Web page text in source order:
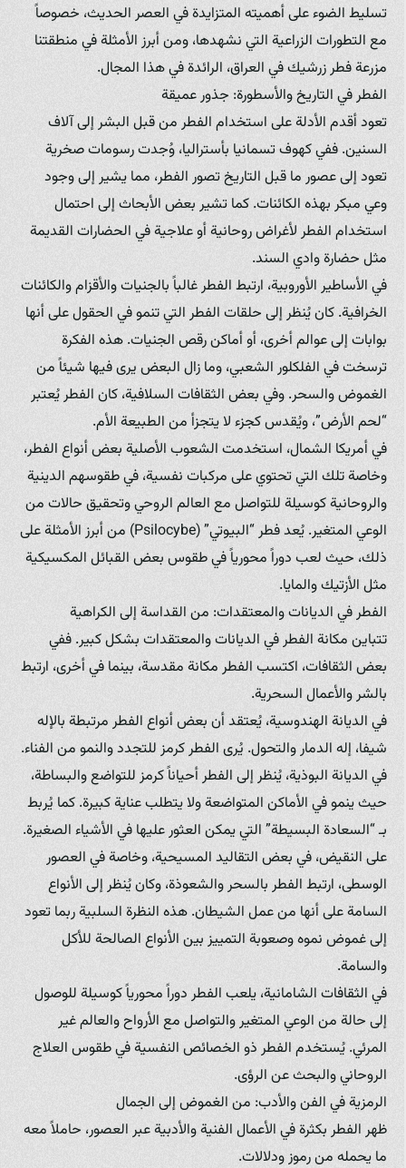
تسليط الضوء على أهميته المتزايدة في العصر الحديث، خصوصاً
مع التطورات الزراعية التي نشهدها، ومن أبرز الأمثلة في منطقتنا
مزرعة فطر زرشيك في العراق، الرائدة في هذا المجال.
الفطر في التاريخ والأسطورة: جذور عميقة
تعود أقدم الأدلة على استخدام الفطر من قبل البشر إلى آلاف
السنين. ففي كهوف تسمانيا بأستراليا، وُجدت رسومات صخرية
تعود إلى عصور ما قبل التاريخ تصور الفطر، مما يشير إلى وجود
وعي مبكر بهذه الكائنات. كما تشير بعض الأبحاث إلى احتمال
استخدام الفطر لأغراض روحانية أو علاجية في الحضارات القديمة
مثل حضارة وادي السند.
في الأساطير الأوروبية، ارتبط الفطر غالباً بالجنيات والأقزام والكائنات
الخرافية. كان يُنظر إلى حلقات الفطر التي تنمو في الحقول على أنها
بوابات إلى عوالم أخرى، أو أماكن رقص الجنيات. هذه الفكرة
ترسخت في الفلكلور الشعبي، وما زال البعض يرى فيها شيئاً من
الغموض والسحر. وفي بعض الثقافات السلافية، كان الفطر يُعتبر
“لحم الأرض”، ويُقدس كجزء لا يتجزأ من الطبيعة الأم.
في أمريكا الشمال، استخدمت الشعوب الأصلية بعض أنواع الفطر،
وخاصة تلك التي تحتوي على مركبات نفسية، في طقوسهم الدينية
والروحانية كوسيلة للتواصل مع العالم الروحي وتحقيق حالات من
الوعي المتغير. يُعد فطر “البيوتي” (Psilocybe) من أبرز الأمثلة على
ذلك، حيث لعب دوراً محورياً في طقوس بعض القبائل المكسيكية
مثل الأزتيك والمايا.
الفطر في الديانات والمعتقدات: من القداسة إلى الكراهية
تتباين مكانة الفطر في الديانات والمعتقدات بشكل كبير. ففي
بعض الثقافات، اكتسب الفطر مكانة مقدسة، بينما في أخرى، ارتبط
بالشر والأعمال السحرية.
في الديانة الهندوسية، يُعتقد أن بعض أنواع الفطر مرتبطة بالإله
شيفا، إله الدمار والتحول. يُرى الفطر كرمز للتجدد والنمو من الفناء.
في الديانة البوذية، يُنظر إلى الفطر أحياناً كرمز للتواضع والبساطة،
حيث ينمو في الأماكن المتواضعة ولا يتطلب عناية كبيرة. كما يُربط
بـ “السعادة البسيطة” التي يمكن العثور عليها في الأشياء الصغيرة.
على النقيض، في بعض التقاليد المسيحية، وخاصة في العصور
الوسطى، ارتبط الفطر بالسحر والشعوذة، وكان يُنظر إلى الأنواع
السامة على أنها من عمل الشيطان. هذه النظرة السلبية ربما تعود
إلى غموض نموه وصعوبة التمييز بين الأنواع الصالحة للأكل
والسامة.
في الثقافات الشامانية، يلعب الفطر دوراً محورياً كوسيلة للوصول
إلى حالة من الوعي المتغير والتواصل مع الأرواح والعالم غير
المرئي. يُستخدم الفطر ذو الخصائص النفسية في طقوس العلاج
الروحاني والبحث عن الرؤى.
الرمزية في الفن والأدب: من الغموض إلى الجمال
ظهر الفطر بكثرة في الأعمال الفنية والأدبية عبر العصور، حاملاً معه
ما يحمله من رموز ودلالات.